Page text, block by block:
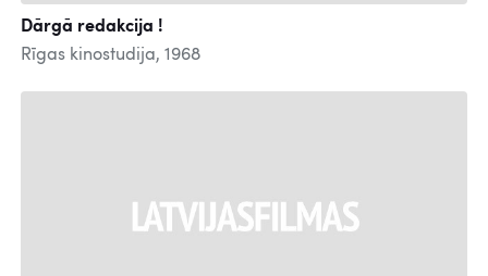
Dārgā redakcija !
Rīgas kinostudija, 1968